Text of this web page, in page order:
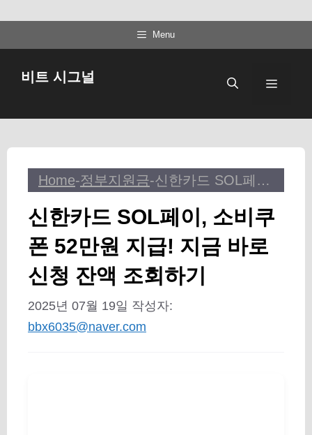
텐
뛰
Menu
비트 시그널 메
Home-정부지원금- 신한카드 SOL페이, 소비쿠폰 52만원 지급! 지금 바로 신청 잔액 조회하기
신한카드 SOL페이, 소비쿠
폰 52만원 지급! 지금 바로
신청 잔액 조회하기
2025년 07월 19일 작성자:
bbx6035@naver.com